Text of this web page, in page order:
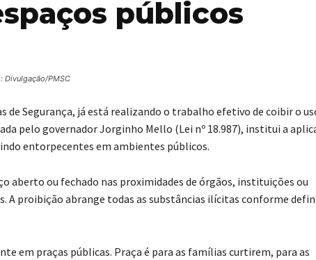
públicos
Divulgação/PMSC
Segurança, já está realizando o trabalho efetivo de coibir o
pelo governador Jorginho Mello (Lei nº 18.987), institui a
entorpecentes em ambientes públicos.
aberto ou fechado nas proximidades de órgãos, instituições ou
A proibição abrange todas as substâncias ilícitas conforme
em praças públicas. Praça é para as famílias curtirem, para as